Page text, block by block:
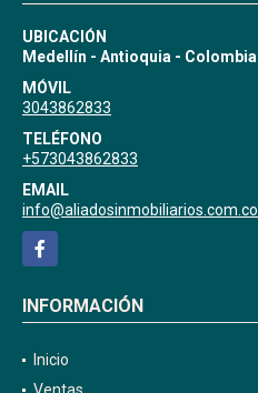
UBICACIÓN
Medellín - Antioquia - Colombia
MÓVIL
3043862833
TELÉFONO
+573043862833
EMAIL
info@aliadosinmobiliarios.com.co
Facebook
INFORMACIÓN
Inicio